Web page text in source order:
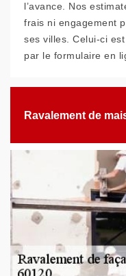
l’avance. Nos
frais ni engagement
ses villes. Celui-ci
par le formulaire en
Ravalement de